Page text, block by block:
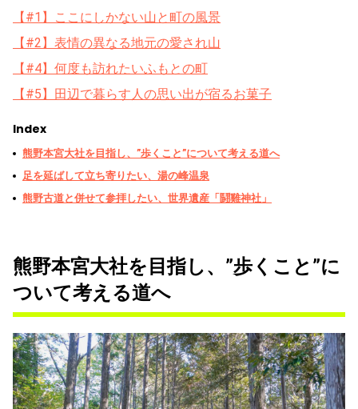
【#1】ここにしかない山と町の風景
【#2】表情の異なる地元の愛され山
【#4】何度も訪れたいふもとの町
【#5】田辺で暮らす人の思い出が宿るお菓子
Index
熊野本宮大社を目指し、”歩くこと”について考える道へ
足を延ばして立ち寄りたい、湯の峰温泉
熊野古道と併せて参拝したい、世界遺産「鬪雞神社」
熊野本宮大社を目指し、”歩くこと”に
ついて考える道へ